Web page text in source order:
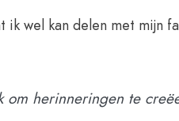
wel kan delen met mijn
herinneringen te